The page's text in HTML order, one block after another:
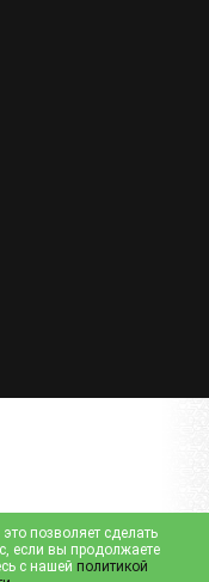
позволяет сделать
если вы продолжаете
с нашей политикой